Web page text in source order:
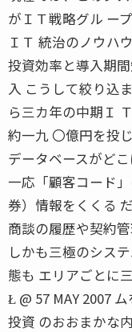
がＩＴ戦略グル ー
ＩＴ 統治のノウハ
投資効率と導入期
入 こうして絞り込
ら三カ年の中期Ｉ
約一九 〇億円を投
データベースがどこ
一応「顧客コード
券）情報をくくる
商談の履歴や契約
しかも三極のシス
態も エリアごとに
Ł @ 57 MAY 2007
投資 のおおまかな